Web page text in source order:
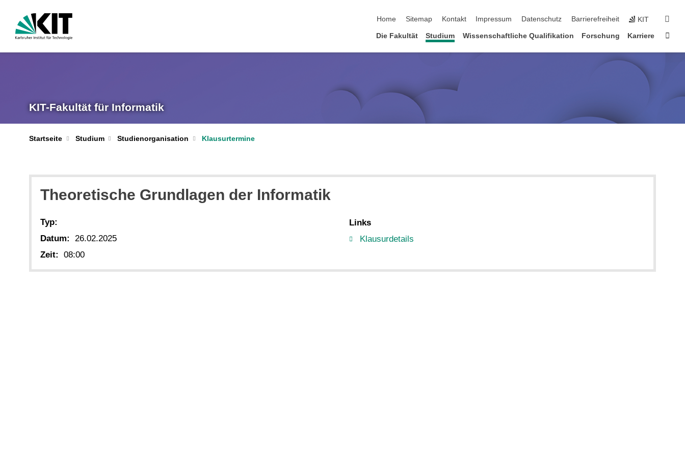
Home
Sitemap Kontakt Impressum Datenschutz Barrierefreiheit KIT
Die Fakultät Studium Wissenschaftliche Qualifikation Forschung Karriere
KIT-Fakultät für Informatik
Startseite Studium Studienorganisation Klausurtermine
Theoretische Grundlagen der Informatik
Typ:
Datum:
26.02.2025
Zeit:
08:00
Links
Klausurdetails